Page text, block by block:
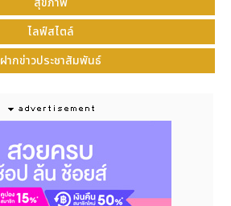
ไลฟ์สไตล์
ฝากข่าวประชาสัมพันธ์